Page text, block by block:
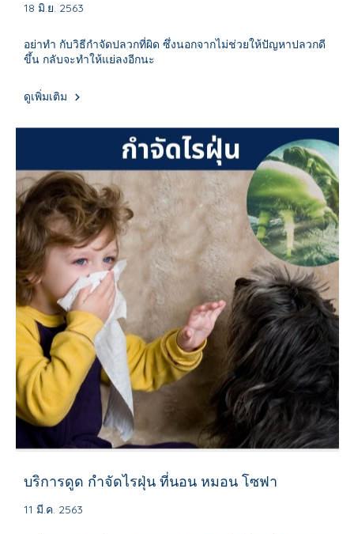
18 มิ.ย. 2563
อย่าทำ กับวิธีกำจัดปลวกที่ผิด ซึ่งนอกจากไม่ช่วยให้ปัญหาปลวกดี
ขึ้น กลับจะทำให้แย่ลงอีกนะ
ดูเพิ่มเติม
บริการดูด กำจัดไรฝุ่น ที่นอน หมอน โซฟา
11 มี.ค. 2563